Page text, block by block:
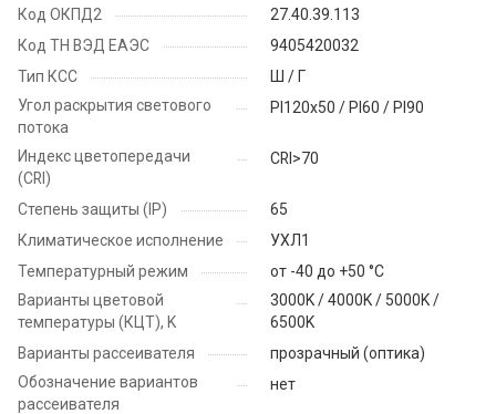
Код ОКПД2
27.40.39.113
Код ТН ВЭД ЕАЭС
9405420032
Тип КСС
Ш / Г
Угол раскрытия светового
потока
PI120x50 / PI60 / PI90
Индекс цветопередачи
(CRI)
CRI>70
Степень защиты (IP)
65
Климатическое исполнение
УХЛ1
Температурный режим
от -40 до +50 °C
Варианты цветовой
температуры (КЦТ), K
3000K / 4000K / 5000K /
6500K
Варианты рассеивателя
прозрачный (оптика)
Обозначение вариантов
рассеивателя
нет